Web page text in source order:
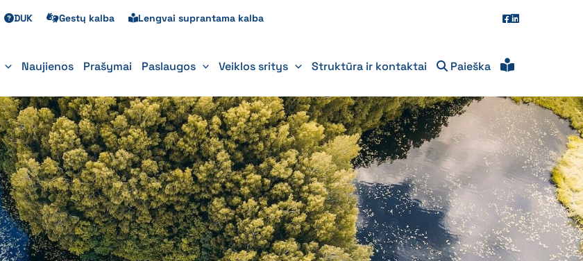
DUK Gestų kalba Lengvai suprantama kalba
Naujienos Prašymai Paslaugos Veiklos sritys Struktūra ir kontaktai Paieška